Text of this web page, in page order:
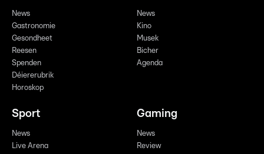
News
Gastronomie
Gesondheet
Reesen
Spenden
Déiererubrik
Horoskop
News
Kino
Musek
Bicher
Agenda
Sport
News
Live Arena
Gaming
News
Review